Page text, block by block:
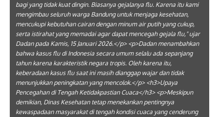
bagi yang tidak kuat dingin. Biasanya gejalanya flu. Karena itu kami
mengimbau seluruh warga Bandung untuk menjaga kesehatan,
mencukupi kebutuhan cairan dengan minum air putih yang cukup,
serta istirahat yang memadai agar dapat mencegah gejala flu," ujar
Dadan pada Kamis, 15 Januari 2026.</p> <p>Dadan menambahkan
bahwa kasus flu di Indonesia secara umum selalu ada sepanjang
tahun karena karakteristik negara tropis. Oleh karena itu,
keberadaan kasus flu saat ini masih dianggap wajar dan tidak
menunjukkan peningkatan yang mencolok.</p> <h3>Upaya
Pencegahan di Tengah Ketidakpastian Cuaca</h3> <p>Meskipun
demikian, Dinas Kesehatan tetap menekankan pentingnya
kewaspadaan masyarakat di tengah kondisi cuaca yang cenderung